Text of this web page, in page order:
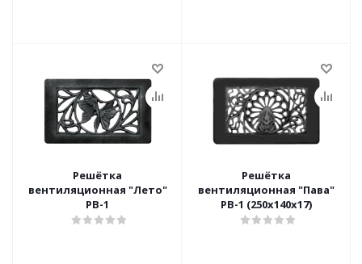
Решётка
вентиляционная "Лето"
РВ-1
Решётка
вентиляционная "Пава"
РВ-1 (250х140х17)